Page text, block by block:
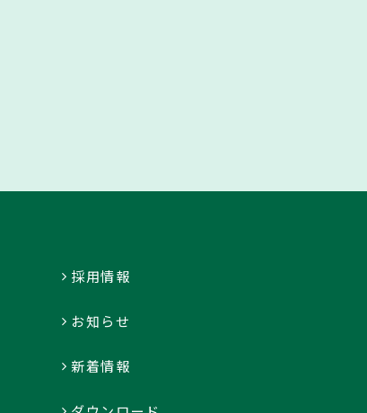
採用情報
お知らせ
新着情報